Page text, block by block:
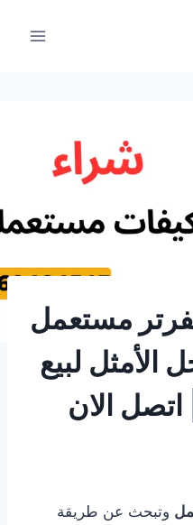
مستعمل
الأمثل لبيع
الان
وتبحث عن طريقة